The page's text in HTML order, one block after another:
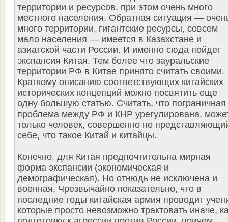
территории и ресурсов, при этом очень много
местного населения. Обратная ситуация —
много территории, гигантские ресурсы, совсем
мало населения — имеется в Казахстане и
азиатской части России. И именно сюда пойдет
экспансия Китая. Тем более что зауральские
территории РФ в Китае принято считать своими.
Краткому описанию соответствующих китайских
исторических концепций можно посвятить еще
одну большую статью. Считать, что пограничная
проблема между РФ и КНР урегулирована,
только человек, совершенно не
себе, что такое Китай и китайцы.
Конечно, для Китая предпочтительна мирная
форма экспансии (экономическая и
демографическая). Но отнюдь не исключена и
военная. Чрезвычайно показательно, что в
последние годы китайская армия проводит
которые просто невозможно трактовать иначе,